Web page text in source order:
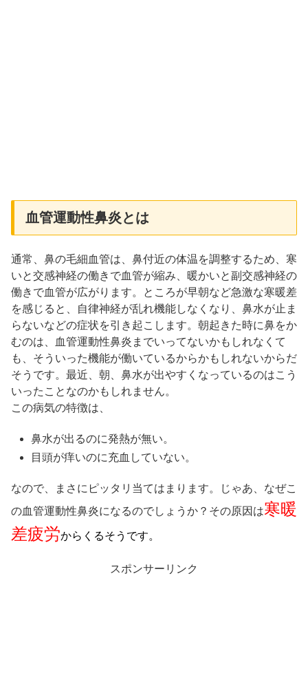
血管運動性鼻炎とは
通常、鼻の毛細血管は、鼻付近の体温を調整するため、寒
いと交感神経の働きで血管が縮み、暖かいと副交感神経の
働きで血管が広がります。ところが早朝など急激な寒暖差
を感じると、自律神経が乱れ機能しなくなり、鼻水が止ま
らないなどの症状を引き起こします。朝起きた時に鼻をか
むのは、血管運動性鼻炎までいってないかもしれなくて
も、そういった機能が働いているからかもしれないからだ
そうです。最近、朝、鼻水が出やすくなっているのはこう
いったことなのかもしれません。
この病気の特徴は、
鼻水が出るのに発熱が無い。
目頭が痒いのに充血していない。
なので、まさにピッタリ当てはまります。じゃあ、なぜこ
の血管運動性鼻炎になるのでしょうか？その原因は寒暖
差疲労からくるそうです。
スポンサーリンク